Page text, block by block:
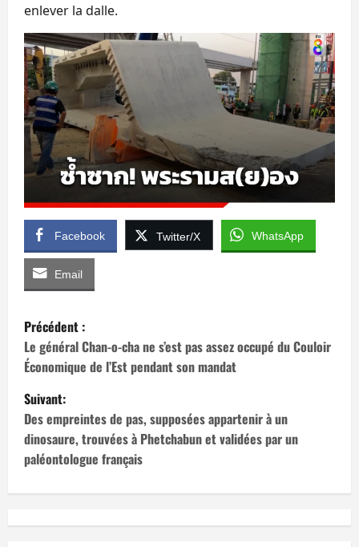
enlever la dalle.
Facebook Twitter/X WhatsApp
Email
N
a
v
i
g
a
t
Précédent :
Le général Chan-o-cha ne s’est pas assez occupé du Couloir
Économique de l’Est pendant son mandat
Suivant:
Des empreintes de pas, supposées appartenir à un
dinosaure, trouvées à Phetchabun et validées par un
paléontologue français